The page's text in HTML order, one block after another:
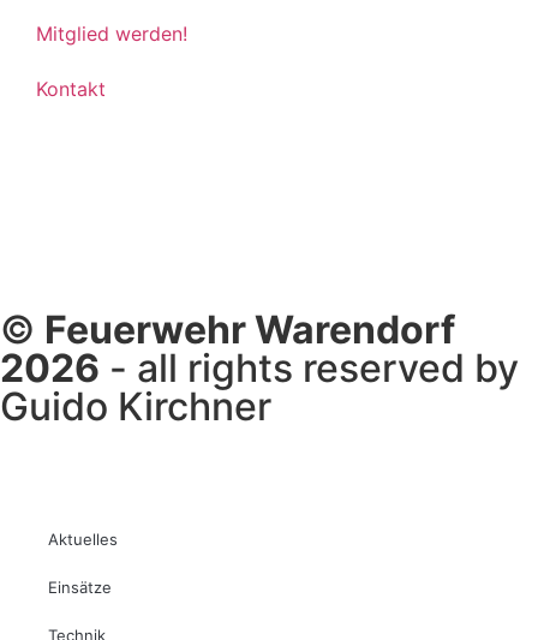
Mitglied werden!
Kontakt
© Feuerwehr Warendorf
2026 - all rights reserved by
Guido Kirchner
Aktuelles
Einsätze
Technik